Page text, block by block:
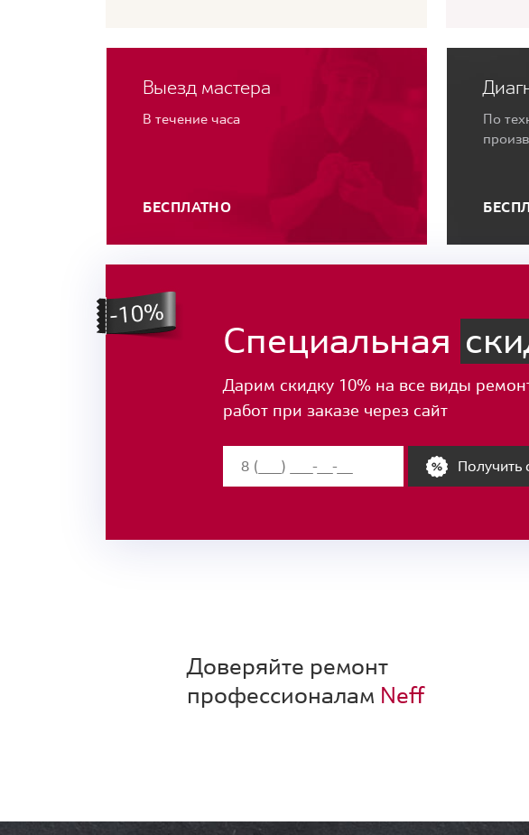
Выезд мастера
В течение часа
БЕСПЛАТНО
По
Специальная
Дарим скидку 10% на все виды
работ при заказе через сайт
Получить
Доверяйте ремонт
профессионалам Neff